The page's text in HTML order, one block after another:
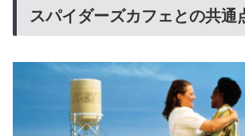
スパイダーズカフェとの共通